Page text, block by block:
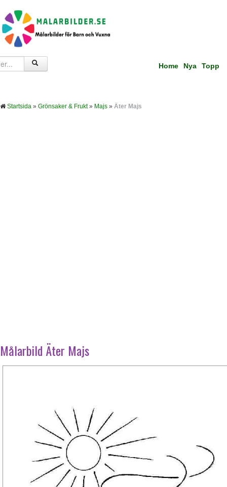
Home Nya Topp
Startsida » Grönsaker & Frukt» Majs » Äter Majs
Målarbild Äter Majs